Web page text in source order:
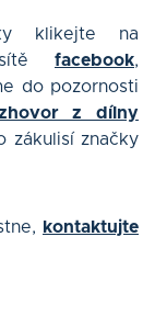
klikejte na
facebook,
do pozornosti
z dílny
zákulisí značky
kontaktujte